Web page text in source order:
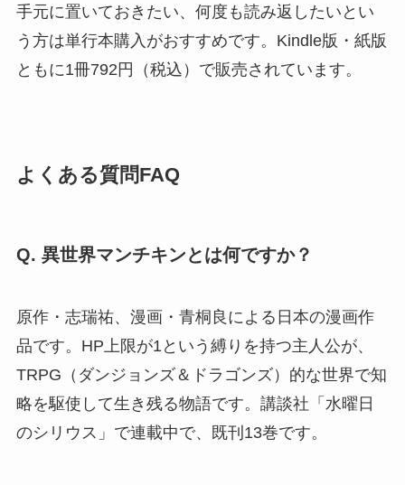
手元に置いておきたい、何度も読み返したいとい
う方は単行本購入がおすすめです。Kindle版・紙版
ともに1冊792円（税込）で販売されています。
よくある質問FAQ
Q. 異世界マンチキンとは何ですか？
原作・志瑞祐、漫画・青桐良による日本の漫画作
品です。HP上限が1という縛りを持つ主人公が、
TRPG（ダンジョンズ＆ドラゴンズ）的な世界で知
略を駆使して生き残る物語です。講談社「水曜日
のシリウス」で連載中で、既刊13巻です。